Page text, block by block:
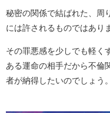
秘密の関係で結ばれた、周
には許されるものではあり
その罪悪感を少しでも軽く
ある運命の相手だから不倫
者が納得したいのでしょう。